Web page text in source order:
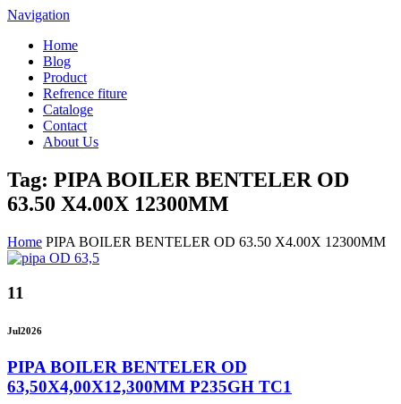
Navigation
Home
Blog
Product
Refrence fiture
Cataloge
Contact
About Us
Tag: PIPA BOILER BENTELER OD
63.50 X4.00X 12300MM
Home PIPA BOILER BENTELER OD 63.50 X4.00X 12300MM
11
Jul2026
PIPA BOILER BENTELER OD
63,50X4,00X12,300MM P235GH TC1